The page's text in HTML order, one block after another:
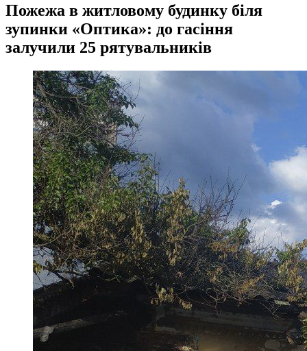
Пожежа в житловому будинку біля
зупинки «Оптика»: до гасіння
залучили 25 рятувальників